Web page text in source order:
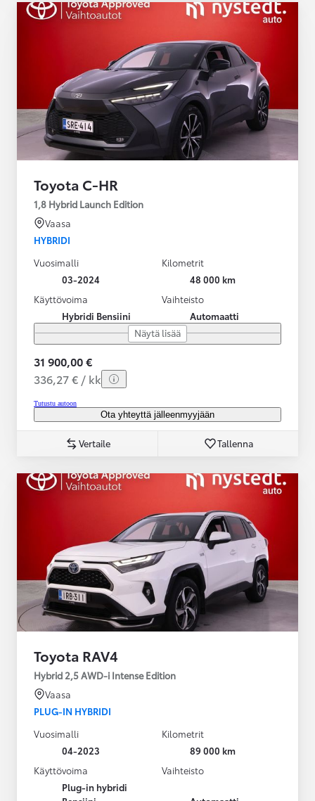
Toyota C-HR
1,8 Hybrid Launch Edition
Vaasa
HYBRIDI
Vuosimalli
03-2024
Kilometrit
48 000 km
Käyttövoima
Hybridi Bensiini
Vaihteisto
Automaatti
Näytä lisää
31 900,00 €
336,27 € / kk
Tutustu autoon
Ota yhteyttä jälleenmyyjään
Vertaile Tallenna
Toyota RAV4
Hybrid 2,5 AWD-i Intense Edition
Vaasa
PLUG-IN HYBRIDI
Vuosimalli
04-2023
Kilometrit
89 000 km
Käyttövoima
Plug-in hybridi
Vaihteisto